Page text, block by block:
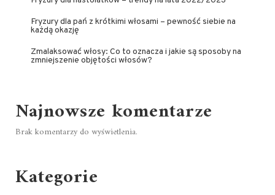
Fryzury dla pań z krótkimi włosami – pewność siebie na
każdą okazję
Zmalaksować włosy: Co to oznacza i jakie są sposoby na
zmniejszenie objętości włosów?
Najnowsze komentarze
Brak komentarzy do wyświetlenia.
Kategorie